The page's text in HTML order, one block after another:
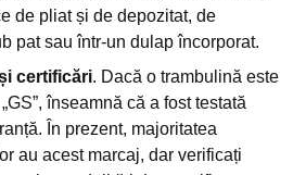
de pliat și de depozitat, de
pat sau într-un dulap încorporat.
certificări. Dacă o trambulină este
înseamnă că a fost testată
În prezent, majoritatea
au acest marcaj, dar verificați